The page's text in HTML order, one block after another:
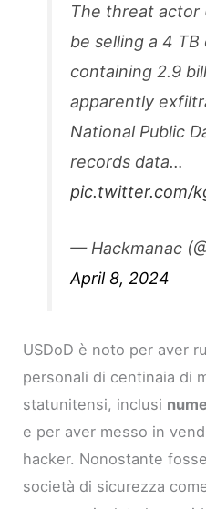
The threat actor
be selling a 4 TB
containing 2.9
apparently
National Public
records data…
pic.twitter.com/
— Hackmanac
April 8, 2024
USDoD è noto per aver
personali di centinaia di
statunitensi, inclusi
e per aver messo in
hacker. Nonostante
società di sicurezza